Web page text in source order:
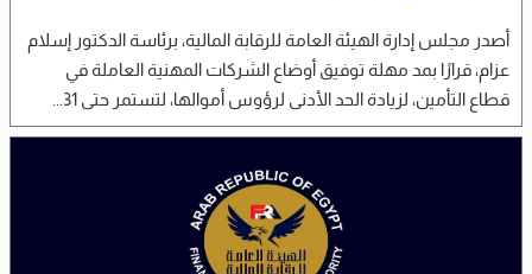
أصدر مجلس إدارة الهيئة العامة للرقابة المالية، برئاسة الدكتور إسلام
عزام، قرارًا بمد مهلة توفيق أوضاع الشركات المهنية العاملة في
قطاع التأمين، لزيادة الحد الأدنى لرؤوس أموالها، لتستمر حتى 31...